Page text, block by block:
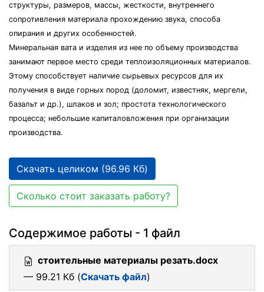
структуры, размеров, массы, жесткости, внутреннего
сопротивления материала прохождению звука, способа
опирания и других особенностей.
Минеральная вата и изделия из нее по объему производства
занимают первое место среди теплоизоляционных материалов.
Этому способствует наличие сырьевых ресурсов для их
получения в виде горных пород (доломит, известняк, мергели,
базальт и др.), шлаков и зол; простота технологического
процесса; небольшие капиталовложения при организации
производства.
Скачать целиком (96.96 Кб)
Сколько стоит заказать работу?
Содержимое работы - 1 файл
стоительные материалы резать.docx
— 99.21 Кб (Скачать файл)